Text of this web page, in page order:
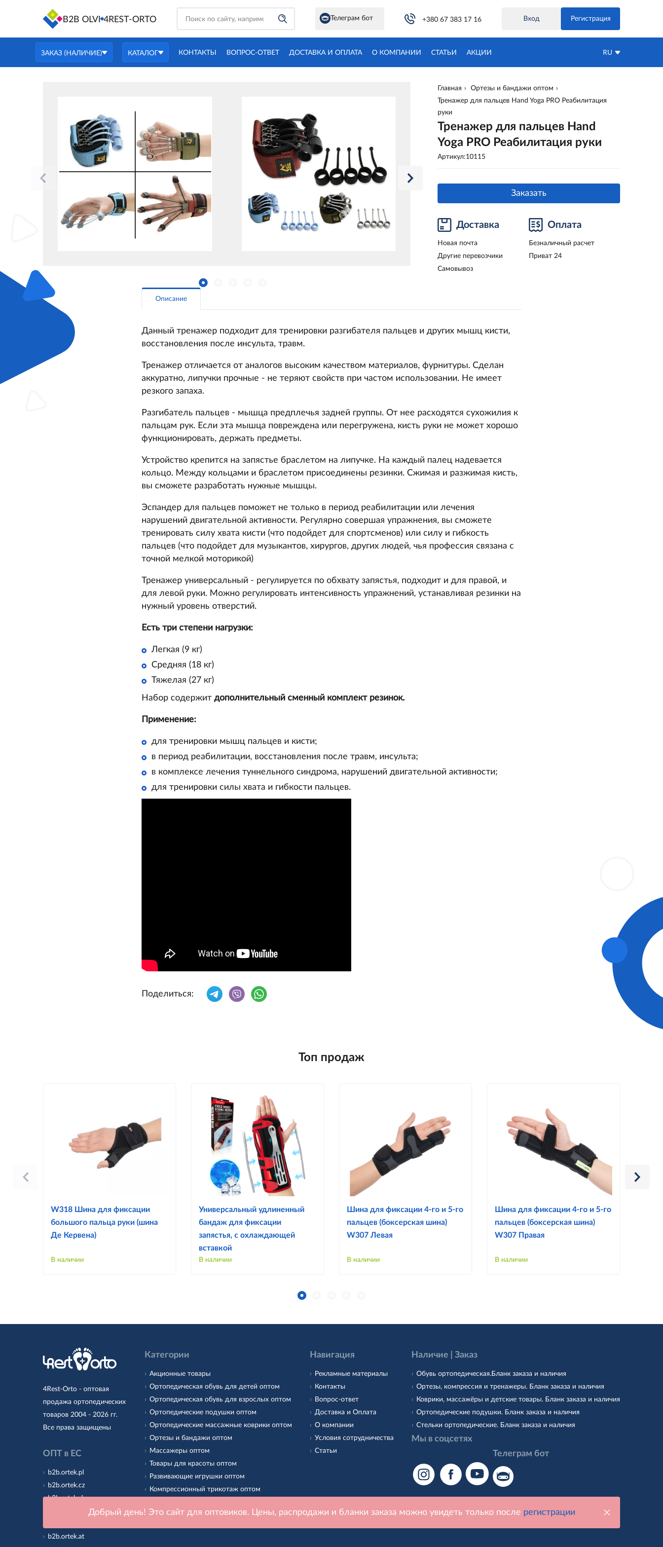
Добрый день! Это сайт для оптовиков. Цены, распродажи и бланки заказа можно увидеть только после регистрации
B2B OLVI 4REST-ORTO Телеграм бот +380 67 383 17 16 Вход Регистрация
ЗАКАЗ (НАЛИЧИЕ) КАТАЛОГ КОНТАКТЫ ВОПРОС-ОТВЕТ ДОСТАВКА И ОПЛАТА О КОМПАНИИ СТАТЬИ АКЦИИ RU
Главная
Ортезы и бандажи оптом
Тренажер для пальцев Hand Yoga PRO Реабилитация
руки
Тренажер для пальцев Hand
Yoga PRO Реабилитация руки
Артикул:10115
Заказать
Доставка
Новая почта
Другие перевозчики
Самовывоз
Оплата
Безналичный расчет
Приват 24
Описание
Данный тренажер подходит для тренировки разгибателя пальцев и других мышц кисти,
восстановления после инсульта, травм.
Тренажер отличается от аналогов высоким качеством материалов, фурнитуры. Сделан
аккуратно, липучки прочные - не теряют свойств при частом использовании. Не имеет
резкого запаха.
Разгибатель пальцев - мышца предплечья задней группы. От нее расходятся сухожилия к
пальцам рук. Если эта мышца повреждена или перегружена, кисть руки не может хорошо
функционировать, держать предметы.
Устройство крепится на запястье браслетом на липучке. На каждый палец надевается
кольцо. Между кольцами и браслетом присоединены резинки. Сжимая и разжимая кисть,
вы сможете разработать нужные мышцы.
Эспандер для пальцев поможет не только в период реабилитации или лечения
нарушений двигательной активности. Регулярно совершая упражнения, вы сможете
тренировать силу хвата кисти (что подойдет для спортсменов) или силу и гибкость
пальцев (что подойдет для музыкантов, хирургов, других людей, чья профессия связана с
точной мелкой моторикой)
Тренажер универсальный - регулируется по обхвату запястья, подходит и для правой, и
для левой руки. Можно регулировать интенсивность упражнений, устанавливая резинки на
нужный уровень отверстий.
Есть три степени нагрузки:
Легкая (9 кг)
Средняя (18 кг)
Тяжелая (27 кг)
Набор содержит дополнительный сменный комплект резинок.
Применение:
для тренировки мышц пальцев и кисти;
в период реабилитации, восстановления после травм, инсульта;
в комплексе лечения туннельного синдрома, нарушений двигательной активности;
для тренировки силы хвата и гибкости пальцев.
Поделиться:
Топ продаж
W318 Шина для фиксации
большого пальца руки (шина
Де Кервена)
В наличии
Универсальный удлиненный
бандаж для фиксации
запястья, с охлаждающей
вставкой
В наличии
Шина для фиксации 4-го и 5-го
пальцев (боксерская шина)
W307 Левая
В наличии
Шина для фиксации 4-го и 5-го
пальцев (боксерская шина)
W307 Правая
В наличии
4Rest-Orto - оптовая
продажа ортопедических
товаров 2004 - 2026 гг.
Все права защищены
ОПТ в ЕС
b2b.ortek.pl
b2b.ortek.cz
b2b.ortek.sk
b2b.ortek.at
Категории
Акционные товары
Ортопедическая обувь для детей оптом
Ортопедическая обувь для взрослых оптом
Ортопедические подушки оптом
Ортопедические массажные коврики оптом
Ортезы и бандажи оптом
Массажеры оптом
Товары для красоты оптом
Развивающие игрушки оптом
Компрессионный трикотаж оптом
Подошва для детской обуви оптом
Навигация
Рекламные материалы
Контакты
Вопрос-ответ
Доставка и Оплата
О компании
Условия сотрудничества
Статьи
Наличие | Заказ
Обувь ортопедическая.Бланк заказа и наличия
Ортезы, компрессия и тренажеры. Бланк заказа и наличия
Коврики, массажёры и детские товары. Бланк заказа и наличия
Ортопедические подушки. Бланк заказа и наличия
Стельки ортопедические. Бланк заказа и наличия
Мы в соцсетях
Телеграм бот